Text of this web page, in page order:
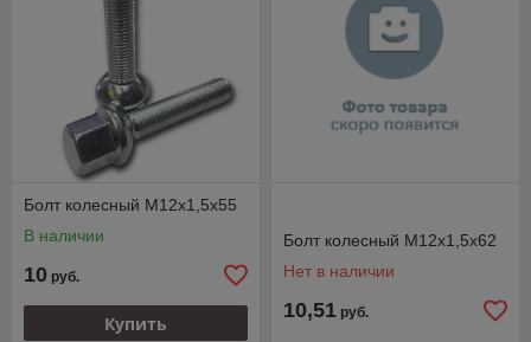
Болт колесный M12х1,5х55
В наличии
10 руб.
Купить
Болт колесный M12х1,5х62
Нет в наличии
10,51 руб.